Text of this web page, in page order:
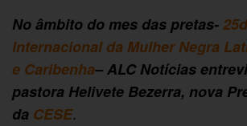
No âmbito do mes das pretas-
Internacional da Mulher Negra
e Caribenha– ALC Notícias
pastora Helivete Bezerra, nova
da CESE.